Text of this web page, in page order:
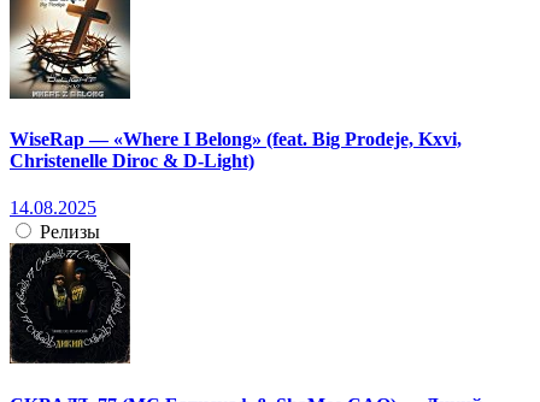
WiseRap — «Where I Belong» (feat. Big Prodeje, Kxvi,
Christenelle Diroc & D-Light)
14.08.2025
Релизы